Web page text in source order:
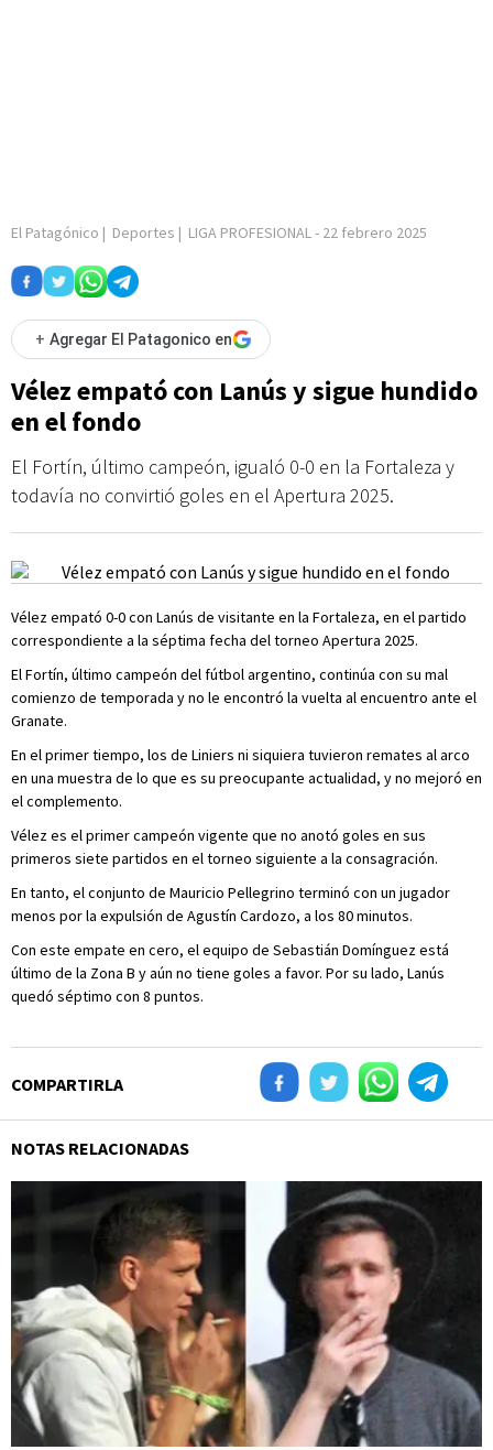
El Patagónico | Deportes | LIGA PROFESIONAL- 22 febrero 2025
+ Agregar El Patagonico en
Vélez empató con Lanús y sigue hundido
en el fondo
El Fortín, último campeón, igualó 0-0 en la Fortaleza y
todavía no convirtió goles en el Apertura 2025.
Vélez empató 0-0 con Lanús de visitante en la Fortaleza, en el partido
correspondiente a la séptima fecha del torneo Apertura 2025.
El Fortín, último campeón del fútbol argentino, continúa con su mal
comienzo de temporada y no le encontró la vuelta al encuentro ante el
Granate.
En el primer tiempo, los de Liniers ni siquiera tuvieron remates al arco
en una muestra de lo que es su preocupante actualidad, y no mejoró en
el complemento.
Vélez es el primer campeón vigente que no anotó goles en sus
primeros siete partidos en el torneo siguiente a la consagración.
En tanto, el conjunto de Mauricio Pellegrino terminó con un jugador
menos por la expulsión de Agustín Cardozo, a los 80 minutos.
Con este empate en cero, el equipo de Sebastián Domínguez está
último de la Zona B y aún no tiene goles a favor. Por su lado, Lanús
quedó séptimo con 8 puntos.
COMPARTIRLA
NOTAS RELACIONADAS